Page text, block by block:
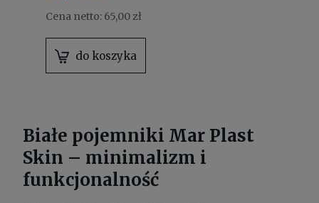
Cena netto: 65,00 zł
do koszyka
Białe pojemniki Mar Plast
Skin – minimalizm i
funkcjonalność